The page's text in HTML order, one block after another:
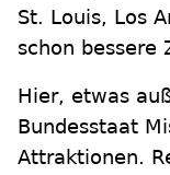
St. Louis, Los
schon bessere
Hier, etwas
Bundesstaat
Attraktionen.